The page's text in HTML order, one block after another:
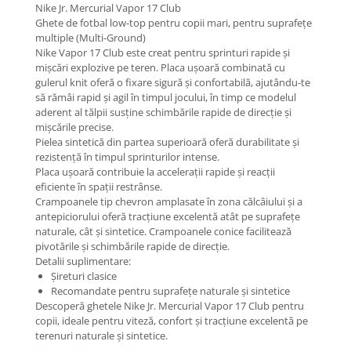
Nike Jr. Mercurial Vapor 17 Club
Ghete de fotbal low-top pentru copii mari, pentru suprafețe
multiple (Multi-Ground)
Nike Vapor 17 Club este creat pentru sprinturi rapide și
mișcări explozive pe teren. Placa ușoară combinată cu
gulerul knit oferă o fixare sigură și confortabilă, ajutându-te
să rămâi rapid și agil în timpul jocului, în timp ce modelul
aderent al tălpii susține schimbările rapide de direcție și
mișcările precise.
Pielea sintetică din partea superioară oferă durabilitate și
rezistență în timpul sprinturilor intense.
Placa ușoară contribuie la accelerații rapide și reacții
eficiente în spații restrânse.
Crampoanele tip chevron amplasate în zona călcâiului și a
antepiciorului oferă tracțiune excelentă atât pe suprafețe
naturale, cât și sintetice. Crampoanele conice facilitează
pivotările și schimbările rapide de direcție.
Detalii suplimentare:
Șireturi clasice
Recomandate pentru suprafețe naturale și sintetice
Descoperă ghetele Nike Jr. Mercurial Vapor 17 Club pentru
copii, ideale pentru viteză, confort și tracțiune excelentă pe
terenuri naturale și sintetice.